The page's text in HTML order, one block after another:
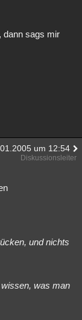
dann sags mir
um 12:54
Diskussionsleiter
und nichts
was man